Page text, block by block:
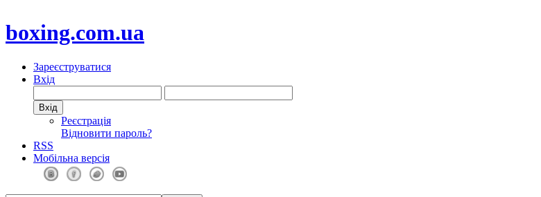
boxing.com.ua
Зареєструватися
Вхід
Реєстрація
Відновити пароль?
RSS
Мобільна версія